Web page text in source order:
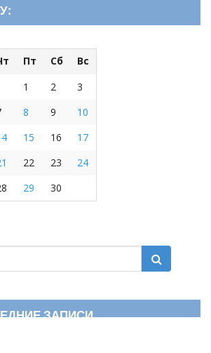
Пт Сб
Вс
1
2
3
8 9
10
15 16
17
22 23
24
29 30
ЗАПИСИ